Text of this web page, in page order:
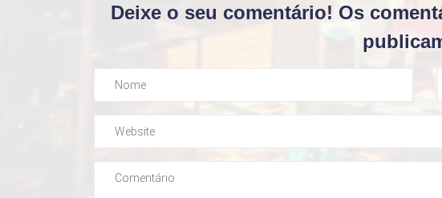
Deixe o seu comentário! Os